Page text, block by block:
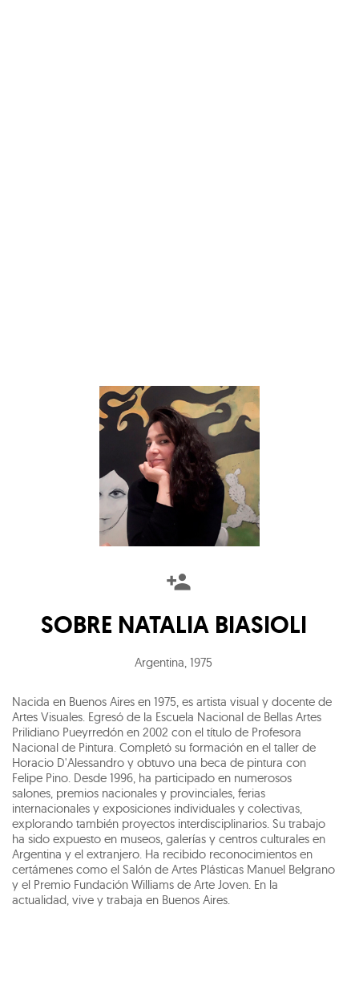
SOBRE NATALIA BIASIOLI
Argentina, 1975
Nacida en Buenos Aires en 1975, es artista visual y docente de
Artes Visuales. Egresó de la Escuela Nacional de Bellas Artes
Prilidiano Pueyrredón en 2002 con el título de Profesora
Nacional de Pintura. Completó su formación en el taller de
Horacio D'Alessandro y obtuvo una beca de pintura con
Felipe Pino. Desde 1996, ha participado en numerosos
salones, premios nacionales y provinciales, ferias
internacionales y exposiciones individuales y colectivas,
explorando también proyectos interdisciplinarios. Su trabajo
ha sido expuesto en museos, galerías y centros culturales en
Argentina y el extranjero. Ha recibido reconocimientos en
certámenes como el Salón de Artes Plásticas Manuel Belgrano
y el Premio Fundación Williams de Arte Joven. En la
actualidad, vive y trabaja en Buenos Aires.